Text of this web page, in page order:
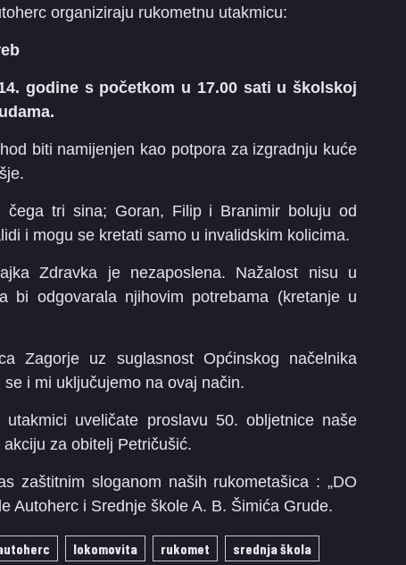
organiziraju rukometnu utakmicu:
godine s početkom u 17.00 sati u školskoj
biti namijenjen kao potpora za izgradnju kuće
tri sina; Goran, Filip i Branimir boluju od
i mogu se kretati samo u invalidskim kolicima.
Zdravka je nezaposlena. Nažalost nisu u
bi odgovarala njihovim potrebama (kretanje u
Zagorje uz suglasnost Općinskog načelnika
i mi uključujemo na ovaj način.
uveličate proslavu 50. obljetnice naše
za obitelj Petričušić.
zaštitnim sloganom naših rukometašica : „DO
Autoherc i Srednje škole A. B. Šimića Grude.
lokomovita rukomet
srednja škola